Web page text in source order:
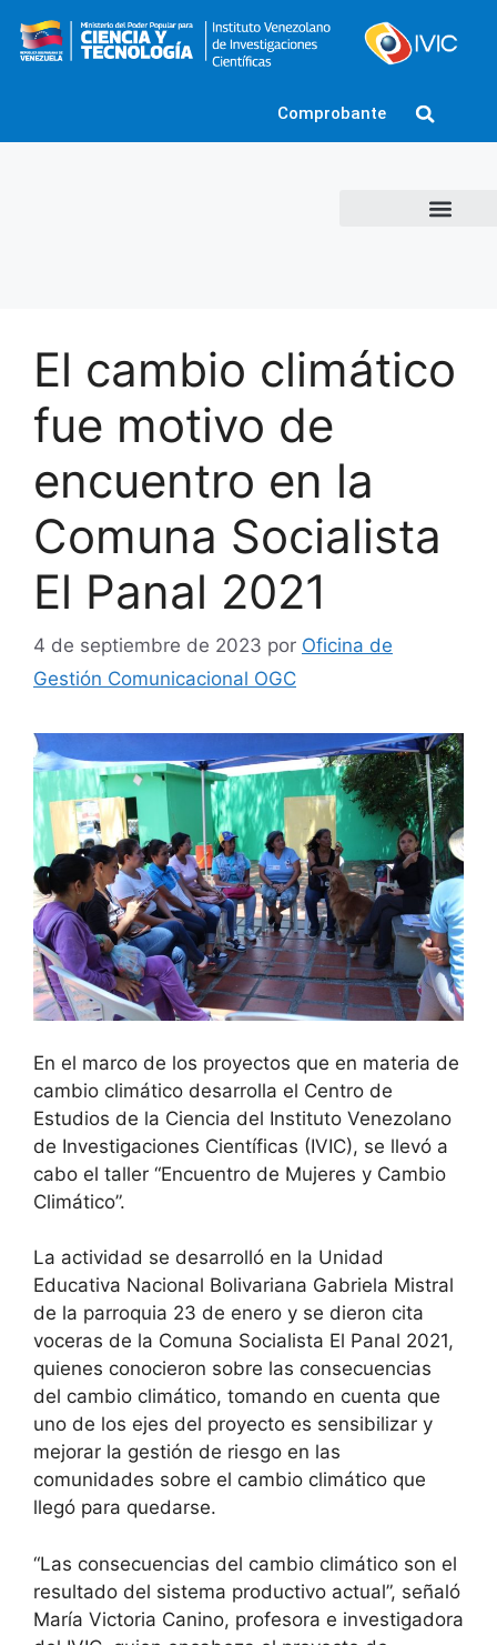
Comprobante
El cambio climático
fue motivo de
encuentro en la
Comuna Socialista
El Panal 2021
4 de septiembre de 2023 por Oficina de
Gestión Comunicacional OGC
En el marco de los proyectos que en materia de
cambio climático desarrolla el Centro de
Estudios de la Ciencia del Instituto Venezolano
de Investigaciones Científicas (IVIC), se llevó a
cabo el taller “Encuentro de Mujeres y Cambio
Climático”.
La actividad se desarrolló en la Unidad
Educativa Nacional Bolivariana Gabriela Mistral
de la parroquia 23 de enero y se dieron cita
voceras de la Comuna Socialista El Panal 2021,
quienes conocieron sobre las consecuencias
del cambio climático, tomando en cuenta que
uno de los ejes del proyecto es sensibilizar y
mejorar la gestión de riesgo en las
comunidades sobre el cambio climático que
llegó para quedarse.
“Las consecuencias del cambio climático son el
resultado del sistema productivo actual”, señaló
María Victoria Canino, profesora e investigadora